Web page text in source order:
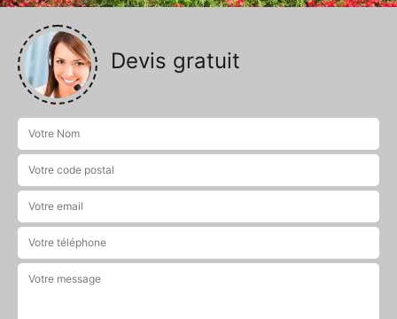
Devis gratuit